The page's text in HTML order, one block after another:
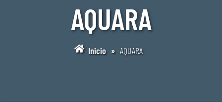
AQUARA
Inicio » AQUARA